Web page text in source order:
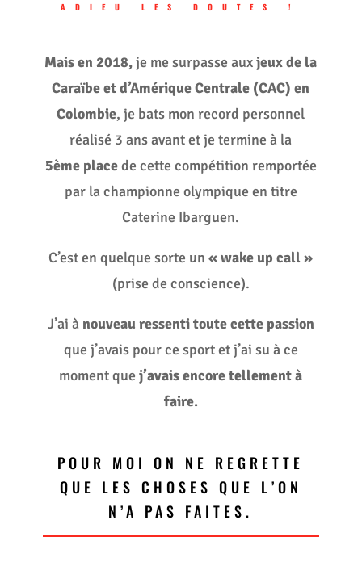
ADIEU LES DOUTES !
Mais en 2018,je me surpasse auxjeux de la
Caraïbe et d’Amérique Centrale (CAC) en
Colombie, je bats mon record personnel
réalisé 3 ans avant et je termine à la
5ème placede cette compétition remportée
par la championne olympique en titre
Caterine Ibarguen.
C’est en quelque sorte un« wake up call »
(prise de conscience).
J’ai à nouveau ressenti toute cette passion
que j’avais pour ce sport et j’ai su à ce
moment quej’avais encore tellement à
faire.
POUR MOI ON NE REGRETTE
QUE LES CHOSES QUE L’ON
N’A PAS FAITES.